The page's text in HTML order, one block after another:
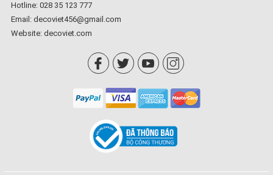
Hotline: 028 35 123 777
Email: decoviet456@gmail.com
Website: decoviet.com